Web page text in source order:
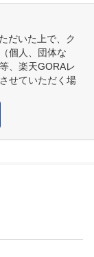
だいた上で、ク
個人、団体な
、楽天GORAレ
せていただく場